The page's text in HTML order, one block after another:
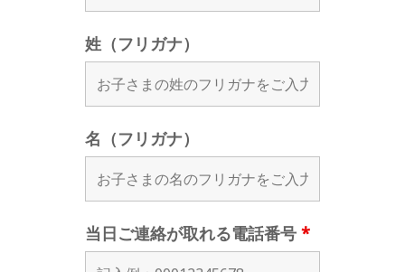
姓（フリガナ）
名（フリガナ）
当日ご連絡が取れる電話番号 *